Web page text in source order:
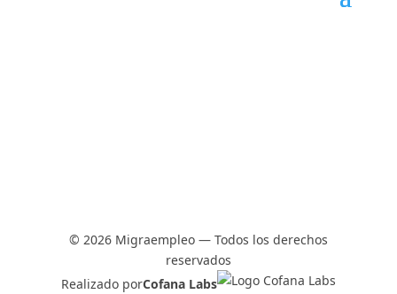
© 2026 Migraempleo — Todos los derechos
reservados
Realizado porCofana Labs